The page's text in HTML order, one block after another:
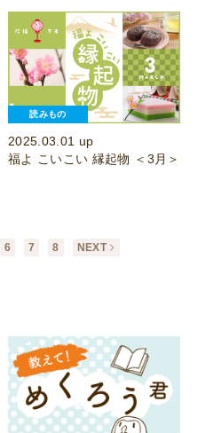
読みもの
2025.03.01 up
福よ こいこい 縁起物 ＜3月＞
6 7 8 NEXT